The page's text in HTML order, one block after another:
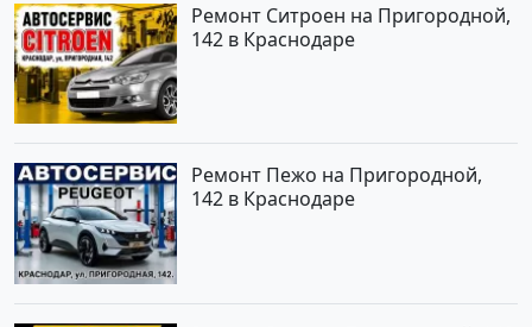
Ремонт Ситроен на Пригородной,
142 в Краснодаре
Ремонт Пежо на Пригородной,
142 в Краснодаре